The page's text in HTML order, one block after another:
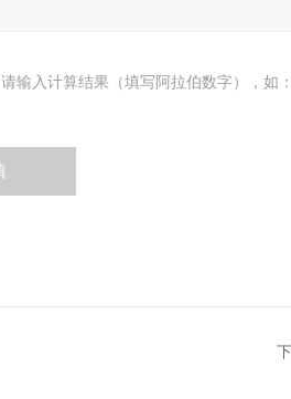
请输入计算结果（填写阿拉伯数字），如